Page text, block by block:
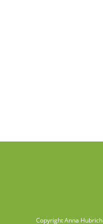
Copyright Anna Hubrich